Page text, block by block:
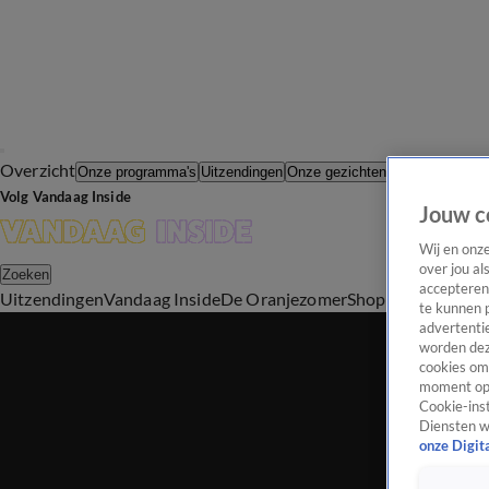
OverzichtOnze programma's Uitzendingen Onze gezichten
Volg Vandaag Inside
Zoeken
UitzendingenVandaag InsideDe OranjezomerShop Uitzending
Jouw
Wij en
over jou
te kunnen
worden
cookies
moment
Cookie-
Diensten
onze